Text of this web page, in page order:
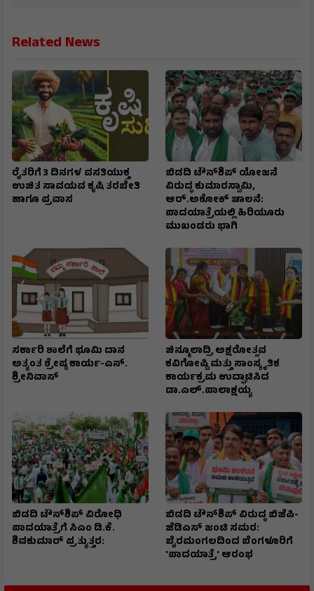
Related News
ರೈತರಿಗೆ 3 ದಿನಗಳ ವಸತಿಯುಕ್ತ
ಉಚಿತ ಸಾವಯವ ಕೃಷಿ ತರಬೇತಿ
ಹಾಗೂ ಪ್ರವಾಸ
ಬಿಡದಿ ಟೌನ್‌ಶಿಪ್‌ ಯೋಜನೆ
ವಿರುದ್ಧ ಕುಮಾರಸ್ವಾಮಿ,
ಆರ್.ಅಶೋಕ್ ಚಾಲನೆ:
ಪಾದಯಾತ್ರೆಯಲ್ಲಿ ಹಿರಿಯೂರು
ಮುಖಂಡರು ಭಾಗಿ
ಸರ್ಕಾರಿ ಶಾಲೆಗೆ ಭೂಮಿ ದಾನ
ಅತ್ಯಂತ ಶ್ರೇಷ್ಠ ಕಾರ್ಯ-ಎನ್.
ಶ್ರೀನಿವಾಸ್
ಚಿನ್ಮೂಲಾದ್ರಿ ಅಕ್ಷರೋತ್ಸವ
ಕವಿಗೋಷ್ಟಿ ಮತ್ತು ಸಾಂಸ್ಕೃತಿಕ
ಕಾರ್ಯಕ್ರಮ ಉದ್ಘಾಟಿಸಿದ
ಡಾ.ಎಲ್.ಪಾಲಾಕ್ಷಯ್ಯ
ಬಿಡದಿ ಟೌನ್‌ಶಿಪ್ ವಿರೋಧಿ
ಪಾದಯಾತ್ರೆಗೆ ಸಿಎಂ ಡಿ.ಕೆ.
ಶಿವಕುಮಾರ್ ಪ್ರತ್ಯುತ್ತರ:
ಬಿಡದಿ ಟೌನ್‌ಶಿಪ್ ವಿರುದ್ಧ ಬಿಜೆಪಿ-
ಜೆಡಿಎಸ್ ಜಂಟಿ ಸಮರ:
ಬೈರಮಂಗಲದಿಂದ ಬೆಂಗಳೂರಿಗೆ
'ಪಾದಯಾತ್ರೆ' ಆರಂಭ